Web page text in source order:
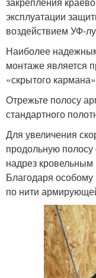
эксплуатации
воздействием УФ-
Наиболее
монтаже является
«скрытого
Отрежьте полосу
стандартного
Для увеличения
продольную
надрез
Благодаря
по нити